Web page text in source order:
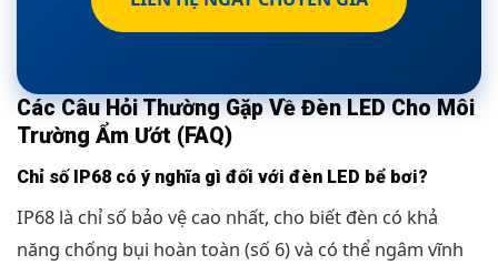
Các Câu Hỏi Thường Gặp Về Đèn LED Cho Môi
Trường Ẩm Ướt (FAQ)
Chỉ số IP68 có ý nghĩa gì đối với đèn LED bể bơi?
IP68 là chỉ số bảo vệ cao nhất, cho biết đèn có khả
năng chống bụi hoàn toàn (số 6) và có thể ngâm vĩnh